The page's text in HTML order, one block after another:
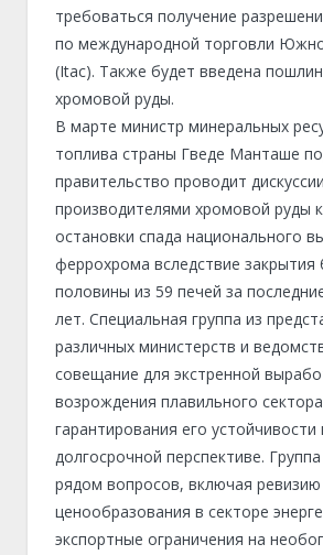
требоваться получение
по международной торговли
(Itac). Также будет введена
хромовой руды.
В марте министр минеральных
топлива страны Гведе Манташе
правительство проводит
производителями хромовой руды
остановки спада национального
феррохрома вследствие закрытия
половины из 59 печей за
лет. Специальная группа из
различных министерств и
совещание для экстренной
возрождения плавильного
гарантирования его устойчивости
долгосрочной перспективе.
рядом вопросов, включая
ценообразования в секторе
экспортные ограничения на